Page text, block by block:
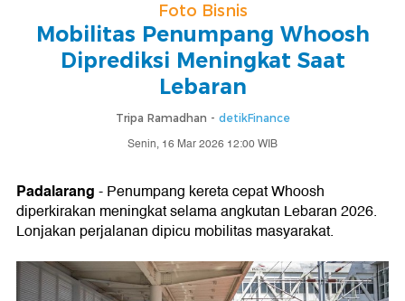
Foto Bisnis
Mobilitas Penumpang Whoosh
Diprediksi Meningkat Saat
Lebaran
Tripa Ramadhan - detikFinance
Senin, 16 Mar 2026 12:00 WIB
Padalarang- Penumpang kereta cepat Whoosh
diperkirakan meningkat selama angkutan Lebaran 2026.
Lonjakan perjalanan dipicu mobilitas masyarakat.